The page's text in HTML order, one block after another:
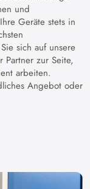
und
Geräte stets in
sich auf unsere
Partner zur Seite,
arbeiten.
Angebot oder